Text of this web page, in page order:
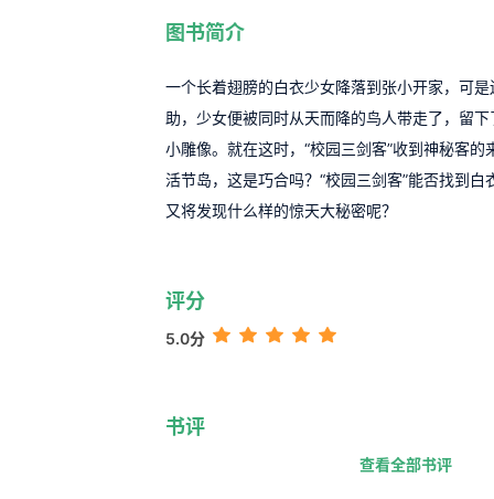
图书简介
一个长着翅膀的白衣少女降落到张小开家，可
助，少女便被同时从天而降的鸟人带走了，留
小雕像。就在这时，“校园三剑客”收到神秘客的
活节岛，这是巧合吗？“校园三剑客”能否找到白
又将发现什么样的惊天大秘密呢？
评分
5.0分
书评
查看全部书评